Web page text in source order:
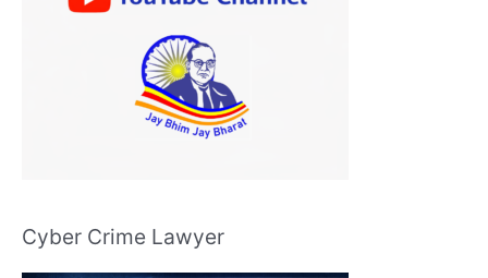
Cyber Crime Lawyer